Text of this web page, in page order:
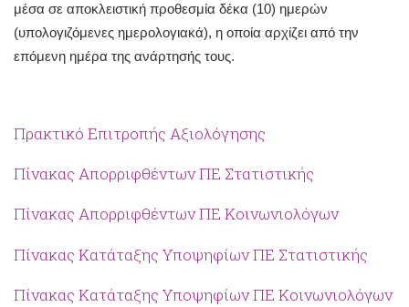
μέσα σε αποκλειστική προθεσμία δέκα (10) ημερών
(υπολογιζόμενες ημερολογιακά), η οποία αρχίζει από την
επόμενη ημέρα της ανάρτησής τους.
Πρακτικό Επιτροπής Αξιολόγησης
Πίνακας Απορριφθέντων ΠΕ Στατιστικής
Πίνακας Απορριφθέντων ΠΕ Κοινωνιολόγων
Πίνακας Κατάταξης Υποψηφίων ΠΕ Στατιστικής
Πίνακας Κατάταξης Υποψηφίων ΠΕ Κοινωνιολόγων